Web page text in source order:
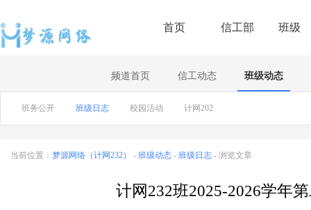
首页 信工部 班级
频道首页 信工动态 班级动态
班务公开 班级日志 校园活动 计网202
当前位置： 梦源网络（计网232） - 班级动态 - 班级日志 - 浏览文章
计网232班2025-2026学年